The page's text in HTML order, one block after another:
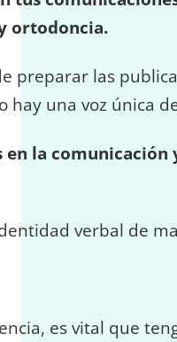
ortodoncia.
preparar las
hay una voz única
en la comunicación
verbal de
es vital que